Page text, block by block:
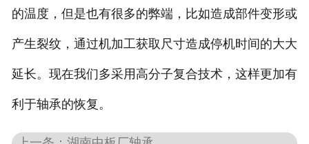
的温度，但是也有很多的弊端，比如造成部件变形或
产生裂纹，通过机加工获取尺寸造成停机时间的大大
延长。现在我们多采用高分子复合技术，这样更加有
利于轴承的恢复。